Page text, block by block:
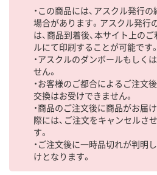
・この商品には、アスクル発行
場合があります。アスクル発行
は、商品到着後、本サイト上の
ルにて印刷することが可能です。
・アスクルのダンボールもしく
せん。
・お客様のご都合によるご注文後
交換はお受けできません。
・商品のご注文後に商品がお届
際には、ご注文をキャンセルさ
す。
・ご注文後に一時品切れが判明
けとなります。